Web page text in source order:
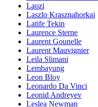
Laozi
Laszlo Krasznahorkai
Latife Tekin
Laurence Sterne
Laurent Gounelle
Laurent Mauvignier
Leila Slimani
Lembayung
Leon Bloy
Leonardo Da Vinci
Leonid Andreyev
Leslea Newman